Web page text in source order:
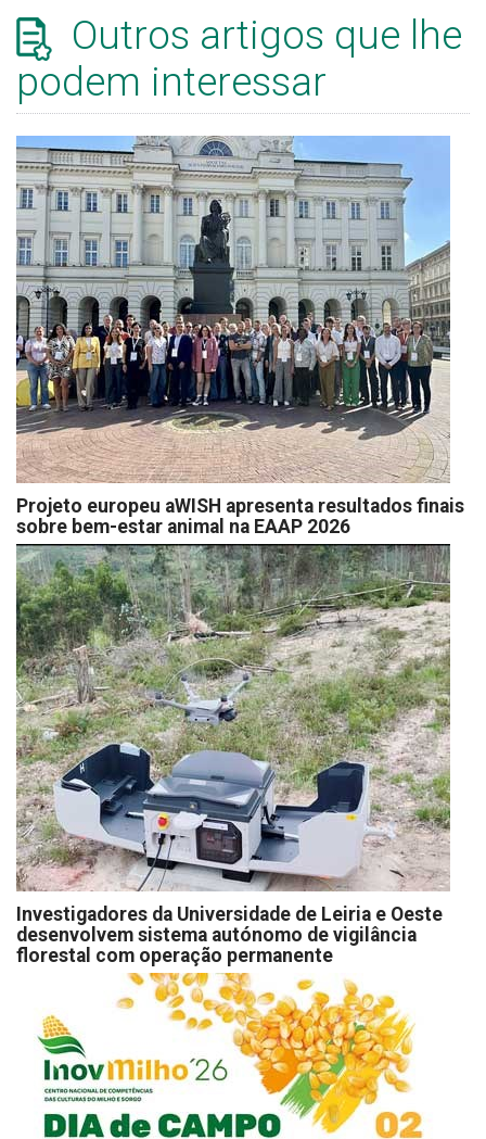
Outros artigos que lhe
podem interessar
Projeto europeu aWISH apresenta resultados finais
sobre bem-estar animal na EAAP 2026
Investigadores da Universidade de Leiria e Oeste
desenvolvem sistema autónomo de vigilância
florestal com operação permanente